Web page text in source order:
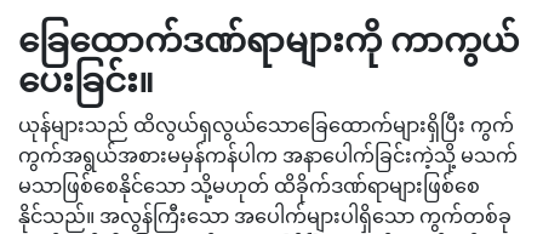
ခြေထောက်ဒဏ်ရာများကို ကာကွယ်
ပေးခြင်း။
ယုန်များသည် ထိလွယ်ရှလွယ်သောခြေထောက်များရှိပြီး ကွက်
ကွက်အရွယ်အစားမမှန်ကန်ပါက အနာပေါက်ခြင်းကဲ့သို့ မသက်
မသာဖြစ်စေနိုင်သော သို့မဟုတ် ထိခိုက်ဒဏ်ရာများဖြစ်စေ
နိုင်သည်။ အလွန်ကြီးသော အပေါက်များပါရှိသော ကွက်တစ်ခု